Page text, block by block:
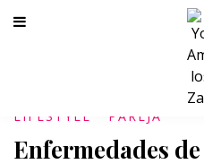
LIFESTYLE PAREJA
Enfermedades